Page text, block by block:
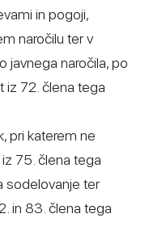
in pogoji,
naročilu ter v
javnega naročila, po
iz 72. člena tega
pri katerem ne
75. člena tega
sodelovanje ter
in 83. člena tega